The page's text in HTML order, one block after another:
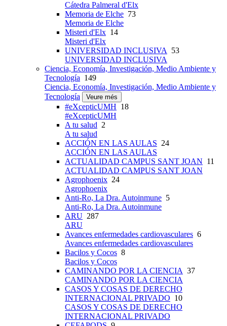
Cátedra Palmeral d'Elx
Memoria de Elche 73
Memoria de Elche
Misteri d'Elx 14
Misteri d'Elx
UNIVERSIDAD INCLUSIVA
53
UNIVERSIDAD INCLUSIVA
Ciencia, Economía, Investigación, Medio Ambiente y
Tecnología 149
Ciencia, Economía, Investigación, Medio Ambiente y
Tecnología
Veure més
#eXcepticUMH 18
#eXcepticUMH
A tu salud 2
A tu salud
ACCIÓN EN LAS AULAS 24
ACCIÓN EN LAS AULAS
ACTUALIDAD CAMPUS SANT JOAN 11
ACTUALIDAD CAMPUS SANT JOAN
Agrophoenix 24
Agrophoenix
Anti-Ro, La Dra. Autoinmune 5
Anti-Ro, La Dra. Autoinmune
ARU 287
ARU
Avances enfermedades cardiovasculares 6
Avances enfermedades cardiovasculares
Bacilos y Cocos 8
Bacilos y Cocos
CAMINANDO POR LA CIENCIA 37
CAMINANDO POR LA CIENCIA
CASOS Y COSAS DE DERECHO
INTERNACIONAL PRIVADO 10
CASOS Y COSAS DE DERECHO
INTERNACIONAL PRIVADO